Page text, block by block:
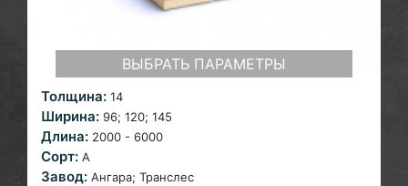
ВЫБРАТЬ ПАРАМЕТРЫ
Толщина: 14
Ширина: 96; 120; 145
Длина: 2000 - 6000
Сорт: A
Завод: Ангара; Транслес